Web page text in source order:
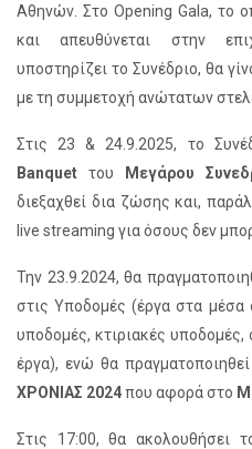
Αθηνών. Στο Opening Gala, το
και απευθύνεται στην
υποστηρίζει το Συνέδριο, θα
με τη συμμετοχή ανώτατων
Στις 23 & 24.9.2025, το
Banquet του Μεγάρου
διεξαχθεί δια ζώσης και,
live streaming για όσους δεν
Την 23.9.2024, θα
στις Υποδομές (έργα στα μέσα
υποδομές, κτιριακές υποδομές,
έργα), ενώ θα
ΧΡΟΝΙΑΣ 2024που αφορά στο
Στις 17:00, θα ακολουθήσει